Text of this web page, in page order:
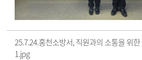
25.7.24.홍천소방서, 직원과의 소통을 위
1.jpg